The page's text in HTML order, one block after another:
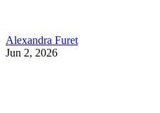
Alexandra Furet
Jun 2, 2026